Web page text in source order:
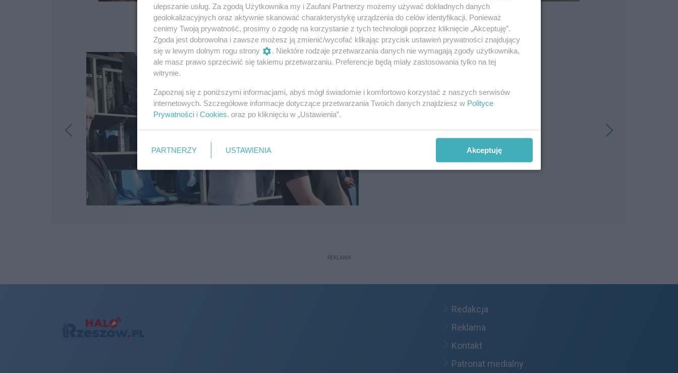
100 / 200
REKLAMA
Redakcja
Reklama
Kontakt
Patronat medialny
ulepszanie usług. Za zgodą Użytkownika my i Zaufani Partnerzy możemy używać dokładnych danych
geolokalizacyjnych oraz aktywnie skanować charakterystykę urządzenia do celów identyfikacji. Ponieważ
cenimy Twoją prywatność, prosimy o zgodę na korzystanie z tych technologii poprzez kliknięcie „Akceptuję”.
Zgoda jest dobrowolna i zawsze możesz ją zmienić/wycofać klikając przycisk ustawień prywatności znajdujący
się w lewym dolnym rogu strony
. Niektóre rodzaje przetwarzania danych nie wymagają zgody użytkownika,
ale masz prawo sprzeciwić się takiemu przetwarzaniu. Preferencje będą miały zastosowania tylko na tej
witrynie.
Zapoznaj się z poniższymi informacjami, abyś mógł świadomie i komfortowo korzystać z naszych serwisów
internetowych. Szczegółowe informacje dotyczące przetwarzania Twoich danych znajdziesz w Polityce
Prywatności i Cookies. oraz po kliknięciu w „Ustawienia”.
PARTNERZY USTAWIENIA Akceptuję